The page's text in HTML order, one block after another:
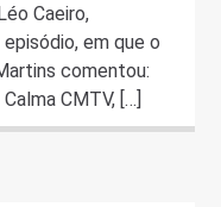
Caeiro,
em que o
comentou:
CMTV, […]